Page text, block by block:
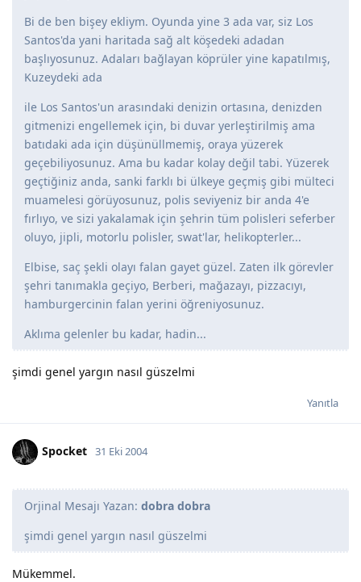
Bi de ben bişey ekliym. Oyunda yine 3 ada var, siz Los
Santos'da yani haritada sağ alt köşedeki adadan
başlıyosunuz. Adaları bağlayan köprüler yine kapatılmış,
Kuzeydeki ada
ile Los Santos'un arasındaki denizin ortasına, denizden
gitmenizi engellemek için, bi duvar yerleştirilmiş ama
batıdaki ada için düşünüllmemiş, oraya yüzerek
geçebiliyosunuz. Ama bu kadar kolay değil tabi. Yüzerek
geçtiğiniz anda, sanki farklı bi ülkeye geçmiş gibi mülteci
muamelesi görüyosunuz, polis seviyeniz bir anda 4'e
fırlıyo, ve sizi yakalamak için şehrin tüm polisleri seferber
oluyo, jipli, motorlu polisler, swat'lar, helikopterler...
Elbise, saç şekli olayı falan gayet güzel. Zaten ilk görevler
şehri tanımakla geçiyo, Berberi, mağazayı, pizzacıyı,
hamburgercinin falan yerini öğreniyosunuz.
Aklıma gelenler bu kadar, hadin...
şimdi genel yargın nasıl güszelmi
Yanıtla
Spocket 31 Eki 2004
Orjinal Mesajı Yazan: dobra dobra
şimdi genel yargın nasıl güszelmi
Mükemmel.